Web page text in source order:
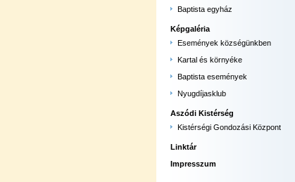
Baptista egyház
Képgaléria
Események községünkben
Kartal és környéke
Baptista események
Nyugdíjasklub
Aszódi Kistérség
Kistérségi Gondozási Központ
Linktár
Impresszum